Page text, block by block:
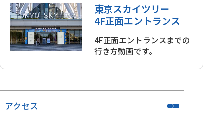
東京スカイツリー
4F正面エントランス東京スカ
4F正面エントランスまでの
行き方動画です。
アクセス